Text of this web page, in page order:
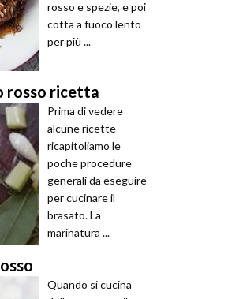
rosso e spezie, e poi
cotta a fuoco lento
per più ...
rosso ricetta
Prima di vedere
alcune ricette
ricapitoliamo le
poche procedure
generali da eseguire
per cucinare il
brasato. La
marinatura ...
Quando si cucina